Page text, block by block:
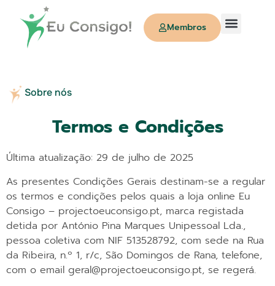
Membros
Sobre nós
Termos e Condições
Última atualização: 29 de julho de 2025
As presentes Condições Gerais destinam-se a regular
os termos e condições pelos quais a loja online Eu
Consigo – projectoeuconsigo.pt, marca registada
detida por António Pina Marques Unipessoal Lda.,
pessoa coletiva com NIF 513528792, com sede na Rua
da Ribeira, n.º 1, r/c, São Domingos de Rana, telefone,
com o email geral@projectoeuconsigo.pt, se regerá.